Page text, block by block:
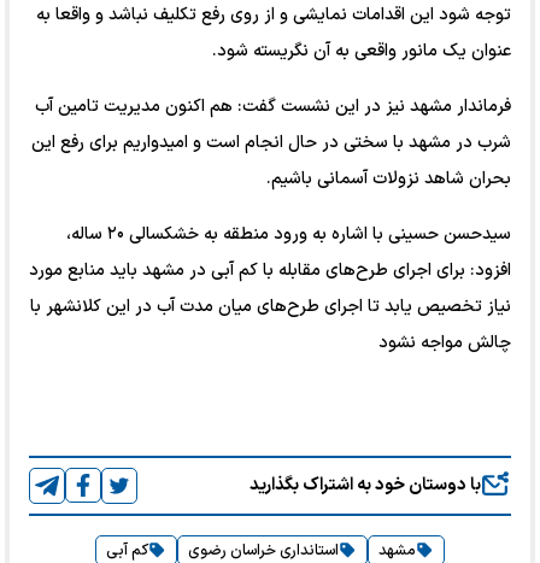
توجه شود این اقدامات نمایشی و از روی رفع تکلیف نباشد و واقعا به
عنوان یک مانور واقعی به آن نگریسته شود.
فرماندار مشهد نیز در این نشست گفت: هم اکنون مدیریت تامین آب
شرب در مشهد با سختی در حال انجام است و امیدواریم برای رفع این
بحران شاهد نزولات آسمانی باشیم.
سیدحسن حسینی با اشاره به ورود منطقه به خشکسالی ۲۰ ساله،
افزود: برای اجرای طرح‌های مقابله با کم آبی در مشهد باید منابع مورد
نیاز تخصیص یابد تا اجرای طرح‌های میان مدت آب در این کلانشهر با
چالش مواجه نشود
با دوستان خود به اشتراک بگذارید
مشهد استانداری خراسان رضوی
کم آبی